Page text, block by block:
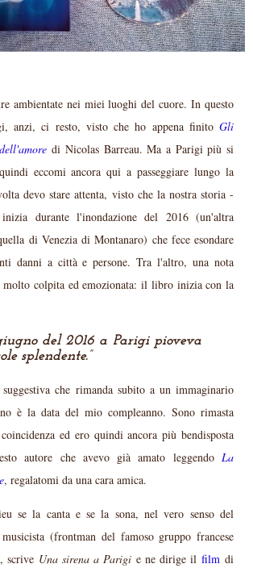
ambientate nei miei luoghi del cuore. In questo
anzi, ci resto, visto che ho appena finito Gli
di Nicolas Barreau. Ma a Parigi più si
eccomi ancora qui a passeggiare lungo la
devo stare attenta, visto che la nostra storia -
durante l'inondazione del 2016 (un'altra
di Venezia di Montanaro) che fece esondare
danni a città e persone. Tra l'altro, una nota
molto colpita ed emozionata: il libro inizia con la
del 2016 a Parigi pioveva
splendente.
che rimanda subito a un immaginario
è la data del mio compleanno. Sono rimasta
ed ero quindi ancora più bendisposta
autore che avevo già amato leggendo La
, regalatomi da una cara amica.
se la canta e se la sona, nel vero senso del
(frontman del famoso gruppo francese
scrive Una sirena a Parigi e ne dirige il film di